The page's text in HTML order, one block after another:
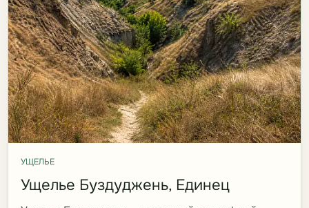
УЩЕЛЬЕ
Ущелье Буздуджень, Единец